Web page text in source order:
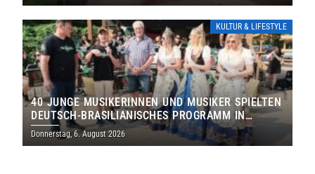
KULTUR & LIFESTYLE
40 JUNGE MUSIKERINNEN UND MUSIKER SPIELTEN
DEUTSCH-BRASILIANISCHES PROGRAMM IN
THOLEY
Donnerstag, 6. August 2026